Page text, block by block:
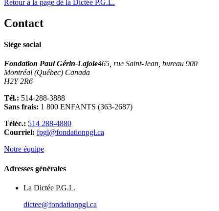
Retour à la page de la Dictée P.G.L.
Contact
Siège social
Fondation Paul Gérin-Lajoie465, rue Saint-Jean, bureau 900
Montréal (Québec) Canada
H2Y 2R6
Tél.: 514-288-3888
Sans frais: 1 800 ENFANTS (363-2687)
Téléc.: 514 288-4880
Courriel: fpgl@fondationpgl.ca
Notre équipe
Adresses générales
La Dictée P.G.L.
dictee@fondationpgl.ca